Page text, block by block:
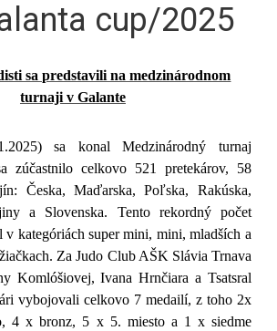
cup/2025
sa predstavili na medzinárodnom
turnaji v Galante
sa konal Medzinárodný turnaj
zúčastnilo celkovo 521 pretekárov, 58
Česka, Maďarska, Poľska, Rakúska,
a Slovenska. Tento rekordný počet
v kategóriách super mini, mini, mladších a
Za Judo Club AŠK Slávia Trnava
Komlóšiovej, Ivana Hrnčiara a Tsatsral
vybojovali celkovo 7 medailí, z toho 2x
4 x bronz, 5 x 5. miesto a 1 x siedme